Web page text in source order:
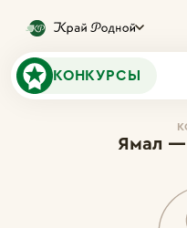
КОНКУРСЫ
Ямал —